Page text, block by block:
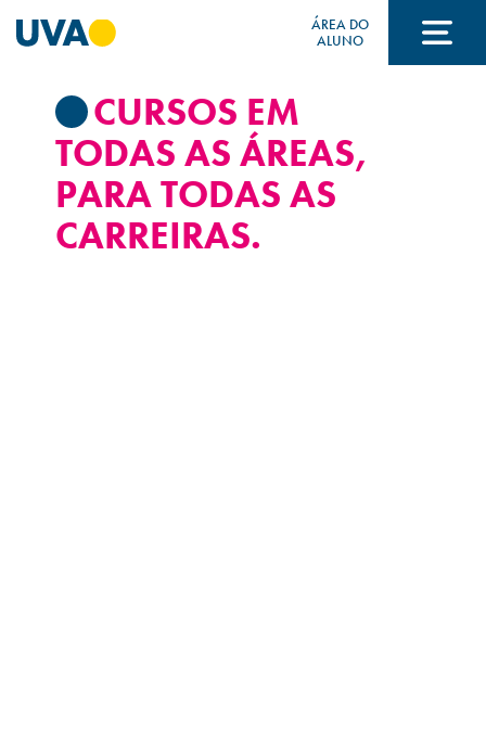
ÁREA DO
ALUNO
A UVA
CURSOS
CURSOS EM
TODAS AS ÁREAS,
PARA TODAS AS
CARREIRAS.